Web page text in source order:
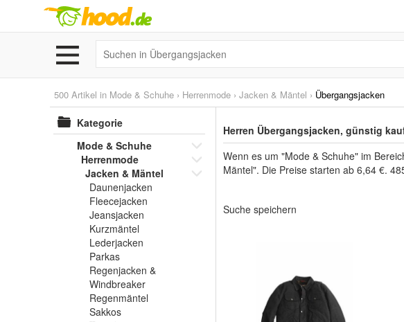
500 Artikel in Mode & Schuhe › Herrenmode › Jacken & Mäntel › Übergangsjacken
Kategorie
Mode & Schuhe
Herrenmode
Jacken & Mäntel
Daunenjacken
Fleecejacken
Jeansjacken
Kurzmäntel
Lederjacken
Parkas
Regenjacken &
Windbreaker
Regenmäntel
Sakkos
Herren Übergangsjacken, günstig
Wenn es um "Mode & Schuhe" im
Mäntel". Die Preise starten ab 6,64 €.
Suche speichern